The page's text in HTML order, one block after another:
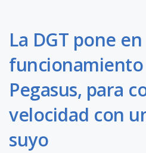
La DGT pone en
Pegasus, para
velocidad con
suyo